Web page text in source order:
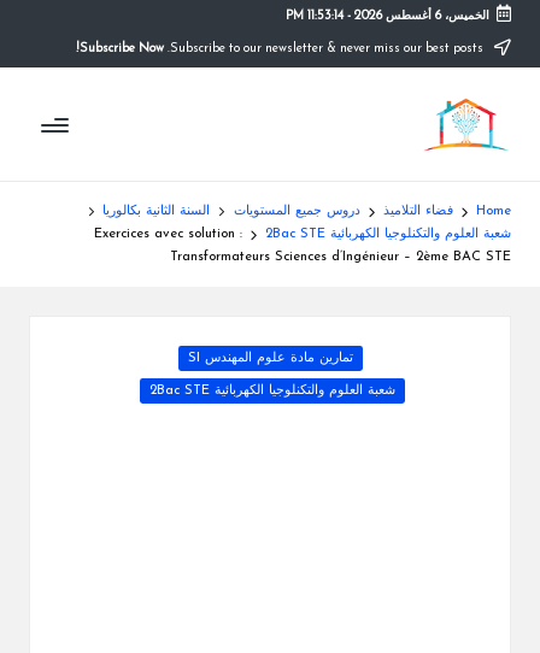
content
الخميس، 6 أغسطس 2026 -
11:53:15 PM
Subscribe Now!
م
و
ق
ع
التعليم
الصريح
Home فضاء التلاميذ دروس جميع المستويات
السنة الثانية بكالوريا
شعبة العلوم والتكنلوجيا الكهربائية 2Bac STE
Exercices avec solution :
Transformateurs Sciences d’Ingénieur – 2ème BAC STE
Posted
in
تمارين مادة علوم المهندس SI
شعبة العلوم والتكنلوجيا الكهربائية 2Bac STE